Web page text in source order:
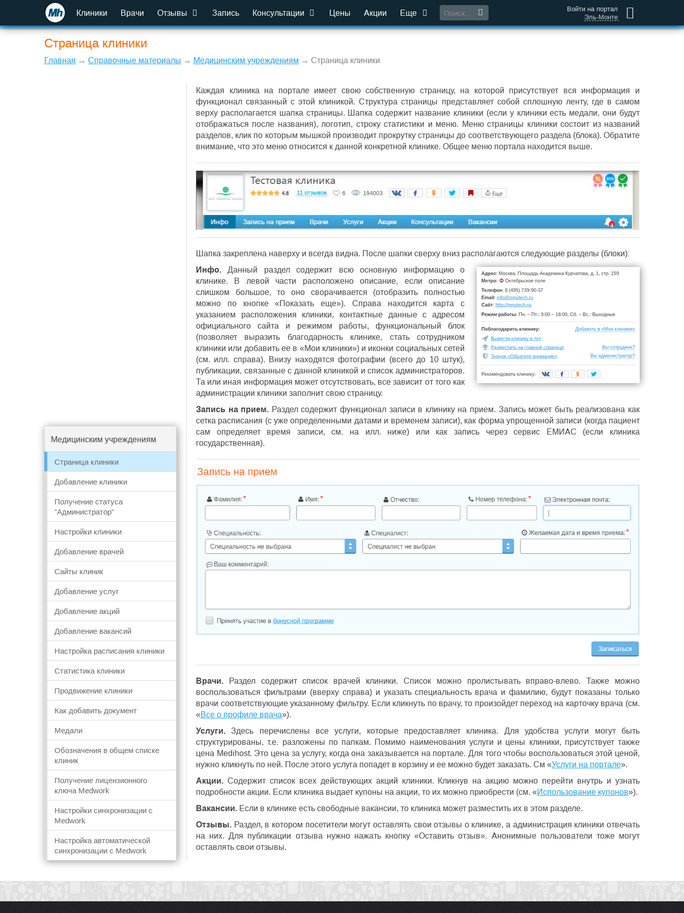
Клиники Врачи Отзывы Запись Консультации Цены Акции Еще
Войти на портал
Эль-Монте
Страница клиники
Главная → Справочные материалы → Медицинским учреждениям → Страница клиники
Медицинским учреждениям
Страница клиники
Добавление клиники
Получение статуса
"Администратор"
Настройки клиники
Добавление врачей
Сайты клиник
Добавление услуг
Добавление акций
Добавление вакансий
Настройка расписания клиники
Статистика клиники
Продвижение клиники
Как добавить документ
Медали
Обозначения в общем списке
клиник
Получение лицензионного
ключа Medwork
Настройки синхронизации с
Medwork
Настройка автоматической
синхронизации с Medwork
Каждая клиника на портале имеет свою собственную страницу, на которой присутствует вся информация и
функционал связанный с этой клиникой. Структура страницы представляет собой сплошную ленту, где в самом
верху располагается шапка страницы. Шапка содержит название клиники (если у клиники есть медали, они будут
отображаться после названия), логотип, строку статистики и меню. Меню страницы клиники состоит из названий
разделов, клик по которым мышкой производит прокрутку страницы до соответствующего раздела (блока). Обратите
внимание, что это меню относится к данной конкретной клинике. Общее меню портала находится выше.
Шапка закреплена наверху и всегда видна. После шапки сверху вниз располагаются следующие разделы (блоки):
Инфо. Данный раздел содержит всю основную информацию о
клинике. В левой части расположено описание, если описание
слишком большое, то оно сворачивается (отобразить полностью
можно по кнопке «Показать еще»). Справа находится карта с
указанием расположения клиники, контактные данные с адресом
официального сайта и режимом работы, функциональный блок
(позволяет выразить благодарность клинике, стать сотрудником
клиники или добавить ее в «Мои клиники») и иконки социальных сетей
(см. илл. справа). Внизу находятся фотографии (всего до 10 штук),
публикации, связанные с данной клиникой и список администраторов.
Та или иная информация может отсутствовать, все зависит от того как
администрации клиники заполнит свою страницу.
Запись на прием. Раздел содержит функционал записи в клинику на прием. Запись может быть реализована как
сетка расписания (с уже определенными датами и временем записи), как форма упрощенной записи (когда пациент
сам определяет время записи, см. на илл. ниже) или как запись через сервис ЕМИАС (если клиника
государственная).
Врачи. Раздел содержит список врачей клиники. Список можно пролистывать вправо-влево. Также можно
воспользоваться фильтрами (вверху справа) и указать специальность врача и фамилию, будут показаны только
врачи соответствующие указанному фильтру. Если кликнуть по врачу, то произойдет переход на карточку врача (см.
«Все о профиле врача»).
Услуги. Здесь перечислены все услуги, которые предоставляет клиника. Для удобства услуги могут быть
структурированы, т.е. разложены по папкам. Помимо наименования услуги и цены клиники, присутствует также
цена Medihost. Это цена за услугу, когда она заказывается на портале. Для того чтобы воспользоваться этой ценой,
нужно кликнуть по ней. После этого услуга попадет в корзину и ее можно будет заказать. См «Услуги на портале».
Акции. Содержит список всех действующих акций клиники. Кликнув на акцию можно перейти внутрь и узнать
подробности акции. Если клиника выдает купоны на акции, то их можно приобрести (см. «Использование купонов»).
Вакансии. Если в клинике есть свободные вакансии, то клиника может разместить их в этом разделе.
Отзывы. Раздел, в котором посетители могут оставлять свои отзывы о клинике, а администрация клиники отвечать
на них. Для публикации отзыва нужно нажать кнопку «Оставить отзыв». Анонимные пользователи тоже могут
оставлять свои отзывы.